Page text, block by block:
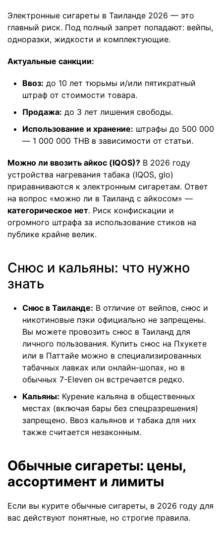
Электронные сигареты в Таиланде 2026 — это
главный риск. Под полный запрет попадают: вейпы,
одноразки, жидкости и комплектующие.
Актуальные санкции:
Ввоз: до 10 лет тюрьмы и/или пятикратный
штраф от стоимости товара.
Продажа: до 3 лет лишения свободы.
Использование и хранение: штрафы до 500 000
— 1 000 000 THB в зависимости от статьи.
Можно ли ввозить айкос (IQOS)? В 2026 году
устройства нагревания табака (IQOS, glo)
приравниваются к электронным сигаретам. Ответ
на вопрос «можно ли в Таиланд с айкосом» —
категорическое нет. Риск конфискации и
огромного штрафа за использование стиков на
публике крайне велик.
Снюс и кальяны: что нужно
знать
Снюс в Таиланде: В отличие от вейпов, снюс и
никотиновые пэки официально не запрещены.
Вы можете провозить снюс в Таиланд для
личного пользования. Купить снюс на Пхукете
или в Паттайе можно в специализированных
табачных лавках или онлайн-шопах, но в
обычных 7-Eleven он встречается редко.
Кальяны: Курение кальяна в общественных
местах (включая бары без спецразрешения)
запрещено. Ввоз кальянов и табака для них
также считается незаконным.
Обычные сигареты: цены,
ассортимент и лимиты
Если вы курите обычные сигареты, в 2026 году для
вас действуют понятные, но строгие правила.